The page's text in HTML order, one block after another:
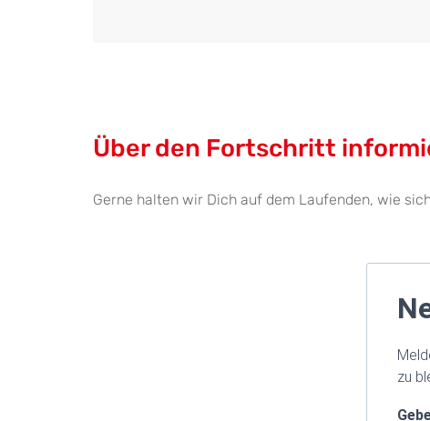
Über den Fortschritt
Gerne halten wir Dich auf dem Laufenden, wie
zu